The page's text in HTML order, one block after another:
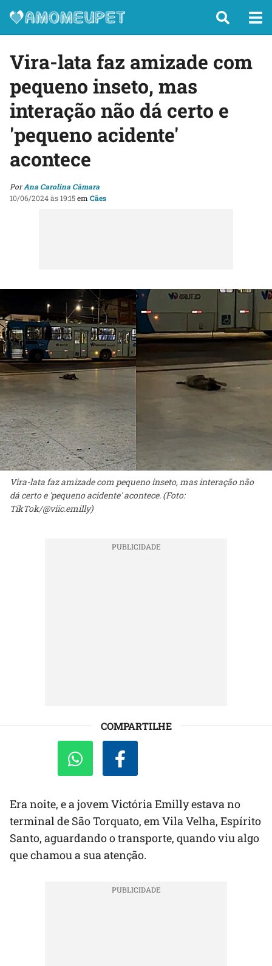
Vira-lata faz amizade com
pequeno inseto, mas
interação não dá certo e
'pequeno acidente'
acontece
PorAna Carolina Câmara
10/06/2024 às 19:15em Cães
Vira-lata faz amizade com pequeno inseto, mas interação não
dá certo e 'pequeno acidente' acontece. (Foto:
TikTok/@viic.emilly)
COMPARTILHE
Era noite, e a jovem Victória Emilly estava no
terminal de São Torquato, em Vila Velha, Espírito
Santo, aguardando o transporte, quando viu algo
que chamou a sua atenção.